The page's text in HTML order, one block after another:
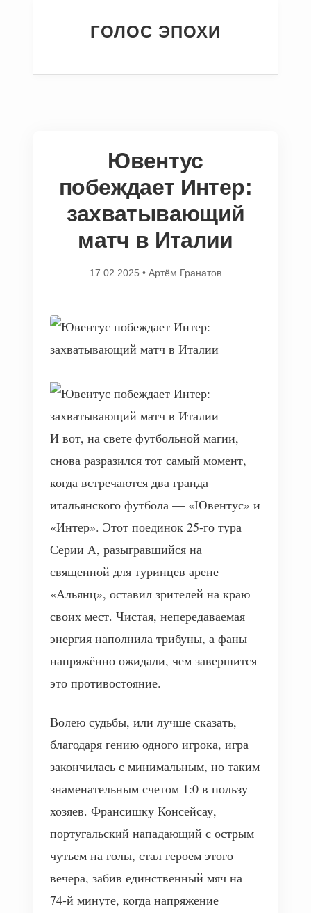
ГОЛОС ЭПОХИ
Ювентус
побеждает Интер:
захватывающий
матч в Италии
17.02.2025 • Артём Гранатов
И вот, на свете футбольной магии,
снова разразился тот самый момент,
когда встречаются два гранда
итальянского футбола — «Ювентус» и
«Интер». Этот поединок 25-го тура
Серии А, разыгравшийся на
священной для туринцев арене
«Альянц», оставил зрителей на краю
своих мест. Чистая, непередаваемая
энергия наполнила трибуны, а фаны
напряжённо ожидали, чем завершится
это противостояние.
Волею судьбы, или лучше сказать,
благодаря гению одного игрока, игра
закончилась с минимальным, но таким
знаменательным счетом 1:0 в пользу
хозяев. Франсишку Консейсау,
португальский нападающий с острым
чутьем на голы, стал героем этого
вечера, забив единственный мяч на
74-й минуте, когда напряжение